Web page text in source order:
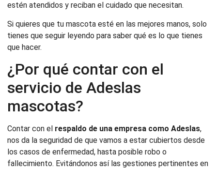
estén atendidos y reciban el cuidado que necesitan.
Si quieres que tu mascota esté en las mejores manos, solo
tienes que seguir leyendo para saber qué es lo que tienes
que hacer.
¿Por qué contar con el
servicio de Adeslas
mascotas?
Contar con el respaldo de una empresa como Adeslas,
nos da la seguridad de que vamos a estar cubiertos desde
los casos de enfermedad, hasta posible robo o
fallecimiento. Evitándonos así las gestiones pertinentes en